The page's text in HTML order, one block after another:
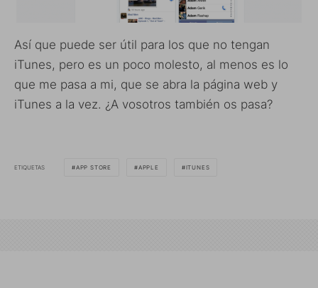
Así que puede ser útil para los que no tengan
iTunes, pero es un poco molesto, al menos es lo
que me pasa a mi, que se abra la página web y
iTunes a la vez. ¿A vosotros también os pasa?
ETIQUETAS APP STORE APPLE ITUNES